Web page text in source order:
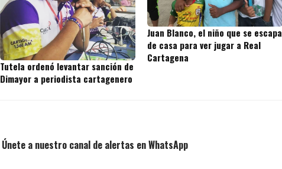
Tutela ordenó levantar sanción de
Dimayor a periodista cartagenero
Juan Blanco, el niño que se escapa
de casa para ver jugar a Real
Cartagena
Únete a nuestro canal de alertas en WhatsApp